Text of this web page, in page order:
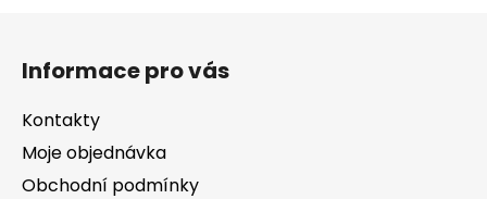
Informace pro vás
Kontakty
Moje objednávka
Obchodní podmínky